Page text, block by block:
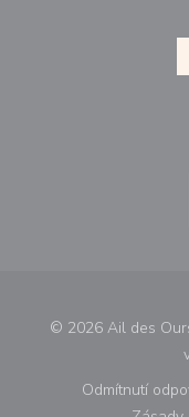
© 2026 Ail des
Odmítnutí